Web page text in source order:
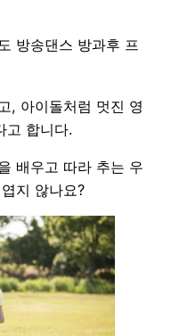
방송댄스 방과후 프
, 아이돌처럼 멋진 영
고 합니다.
배우고 따라 추는 우
지 않나요?